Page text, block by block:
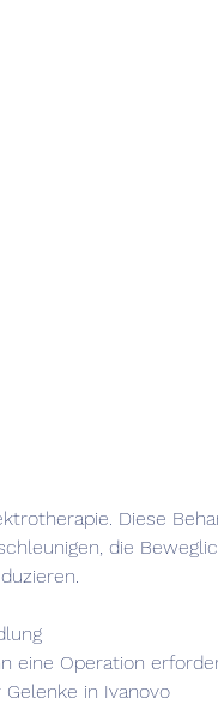
die
eine Operation
in Ivanovo